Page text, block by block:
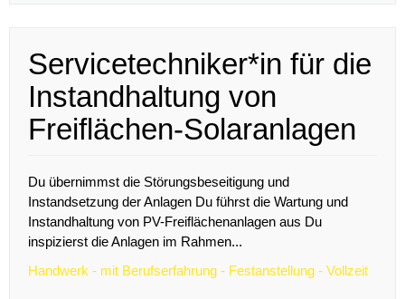
Servicetechniker*in für die
Instandhaltung von
Freiflächen-Solaranlagen
Du übernimmst die Störungsbeseitigung und
Instandsetzung der Anlagen Du führst die Wartung und
Instandhaltung von PV-Freiflächenanlagen aus Du
inspizierst die Anlagen im Rahmen...
Handwerk - mit Berufserfahrung - Festanstellung - Vollzeit